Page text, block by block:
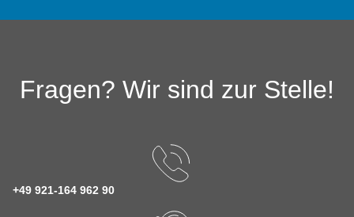
Fragen? Wir sind zur Stelle!
+49 921-164 962 90